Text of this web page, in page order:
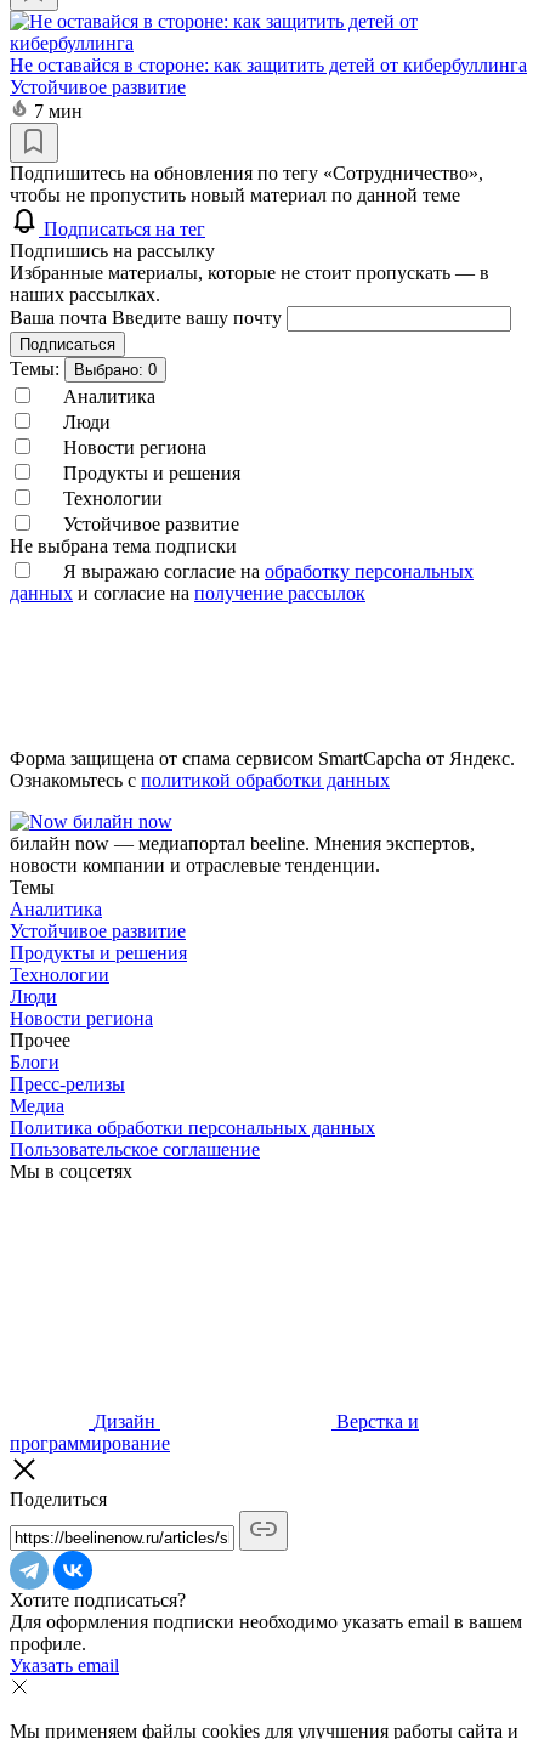
Не оставайся в стороне: как защитить детей от кибербуллинга
Устойчивое развитие
7 мин
Подпишитесь на обновления по тегу «Сотрудничество»,
чтобы не пропустить новый материал по данной теме
Подписаться на тег
Подпишись на рассылку
Избранные материалы, которые не стоит пропускать — в
наших рассылках.
Ваша почта Введите вашу почту
Подписаться
Темы: Выбрано: 0
Аналитика
Люди
Новости региона
Продукты и решения
Технологии
Устойчивое развитие
Не выбрана тема подписки
Я выражаю согласие на обработку персональных
данных и согласие на получение рассылок
Форма защищена от спама сервисом SmartCapcha от Яндекс.
Ознакомьтесь с политикой обработки данных
билайн now
билайн now — медиапортал beeline. Мнения экспертов,
новости компании и отраслевые тенденции.
Темы
Аналитика
Устойчивое развитие
Продукты и решения
Технологии
Люди
Новости региона
Прочее
Блоги
Пресс-релизы
Медиа
Политика обработки персональных данных
Пользовательское соглашение
Мы в соцсетях
Дизайн
Верстка и
программирование
Поделиться
Хотите подписаться?
Для оформления подписки необходимо указать email в вашем
профиле.
Указать email
Мы применяем файлы cookies для улучшения работы сайта и